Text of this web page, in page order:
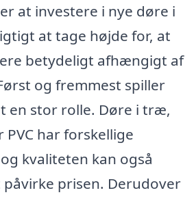
at investere i nye døre i
at tage højde for, at
betydeligt afhængigt af
og fremmest spiller
en stor rolle. Døre i træ,
har forskellige
kvaliteten kan også
prisen. Derudover